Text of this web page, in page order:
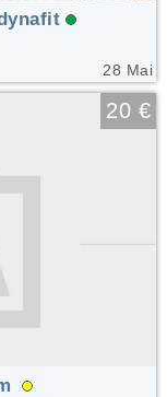
28 Mai
20 €